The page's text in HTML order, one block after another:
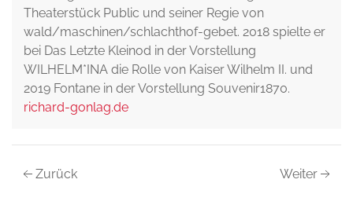
Theaterstück Public und seiner Regie von
wald/maschinen/schlachthof-gebet. 2018 spielte er
bei Das Letzte Kleinod in der Vorstellung
WILHELM*INA die Rolle von Kaiser Wilhelm II. und
2019 Fontane in der Vorstellung Souvenir1870.
richard-gonlag.de
Zurück Weiter